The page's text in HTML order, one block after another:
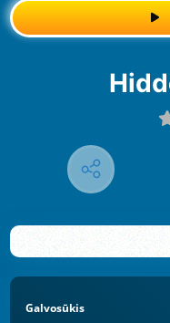
Galvosūkis